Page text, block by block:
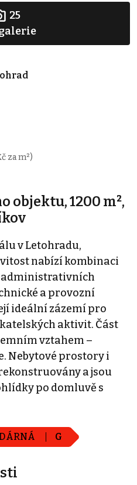
25
za m²)
objektu, 1200 m²,
v Letohradu,
nabízí kombinaci
administrativních
a provozní
ideální zázemí pro
aktivit. Část
vztahem –
Nebytové prostory i
a jsou
po domluvě s
G